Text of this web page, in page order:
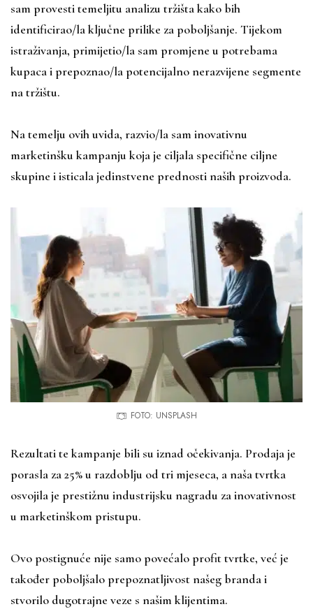
sam provesti temeljitu analizu tržišta kako bih
identificirao/la ključne prilike za poboljšanje. Tijekom
istraživanja, primijetio/la sam promjene u potrebama
kupaca i prepoznao/la potencijalno nerazvijene segmente
na tržištu.
Na temelju ovih uvida, razvio/la sam inovativnu
marketinšku kampanju koja je ciljala specifične ciljne
skupine i isticala jedinstvene prednosti naših proizvoda.
FOTO: UNSPLASH
Rezultati te kampanje bili su iznad očekivanja. Prodaja je
porasla za 25% u razdoblju od tri mjeseca, a naša tvrtka
osvojila je prestižnu industrijsku nagradu za inovativnost
u marketinškom pristupu.
Ovo postignuće nije samo povećalo profit tvrtke, već je
također poboljšalo prepoznatljivost našeg branda i
stvorilo dugotrajne veze s našim klijentima.